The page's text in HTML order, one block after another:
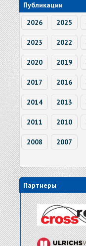
Публикации
2026
2025
2023 2022
2020 2019
2017 2016
2014 2013
2011 2010
2008 2007
Партнеры